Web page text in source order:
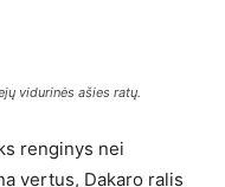
vidurinės ašies ratų.
renginys nei
vertus, Dakaro ralis